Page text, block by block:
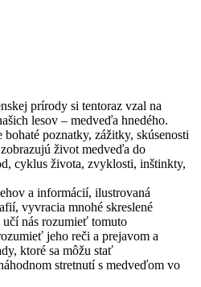
prírody si tentoraz vzal na
lesov – medveďa hnedého.
poznatky, zážitky, skúsenosti
život medveďa do
cyklus života, zvyklosti, inštinkty,
a informácií, ilustrovaná
vyvracia mnohé skreslené
učí nás rozumieť tomuto
jeho reči a prejavom a
ktoré sa môžu stať
stretnutí s medveďom vo